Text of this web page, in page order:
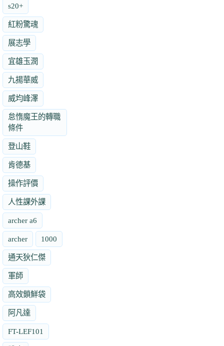
s20+
紅粉驚魂
展志學
宜雄玉潤
九揚華威
威均峰澤
怠惰魔王的轉職
條件
登山鞋
肯德基
操作評價
人性課外課
archer a6
archer 1000
通天狄仁傑
軍師
高效鎖鮮袋
阿凡達
FT-LEF101